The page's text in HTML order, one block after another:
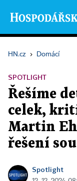
HN.cz › Domácí
SPOTLIGHT
Řešíme
celek,
Martin
řešení
Spotlight